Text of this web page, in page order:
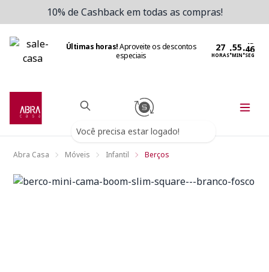
10% de Cashback em todas as compras!
Últimas horas!Aproveite os descontos
especiais
HORAS:MIN:SEG
Você precisa estar logado!
Abra Casa Móveis Infantil Berços